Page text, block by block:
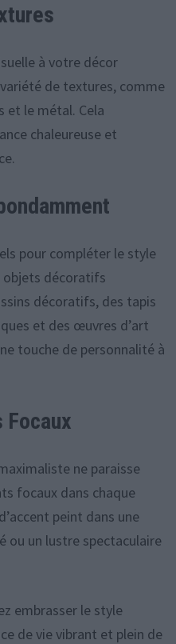
à votre décor
de textures, comme
et le métal. Cela
chaleureuse et
pour compléter le style
objets décoratifs
décoratifs, des tapis
et des œuvres d’art
touche de personnalité à
Focaux
ne paraisse
focaux dans chaque
peint dans une
ou un lustre spectaculaire
embrasser le style
de vie vibrant et plein de